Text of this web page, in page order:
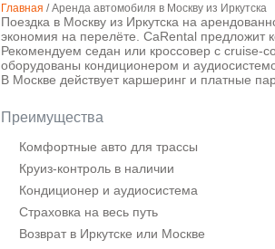
Главная / Аренда автомобиля в Москву из Иркутска
Поездка в Москву из Иркутска на
экономия на перелёте. CaRental предложит
Рекомендуем седан или кроссовер с cruise-
оборудованы кондиционером и
В Москве действует каршеринг и платные
Преимущества
Комфортные авто для трассы
Круиз-контроль в наличии
Кондиционер и аудиосистема
Страховка на весь путь
Возврат в Иркутске или Москве